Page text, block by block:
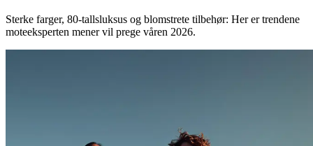
Sterke farger, 80-tallsluksus og blomstrete tilbehør: Her er trendene
moteeksperten mener vil prege våren 2026.